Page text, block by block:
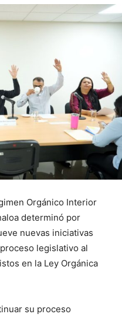
Orgánico Interior
determinó por
nuevas iniciativas
legislativo al
en la Ley Orgánica
su proceso